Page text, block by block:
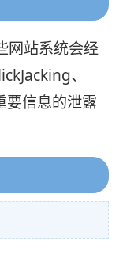
网站系统会经
、
信息的泄露